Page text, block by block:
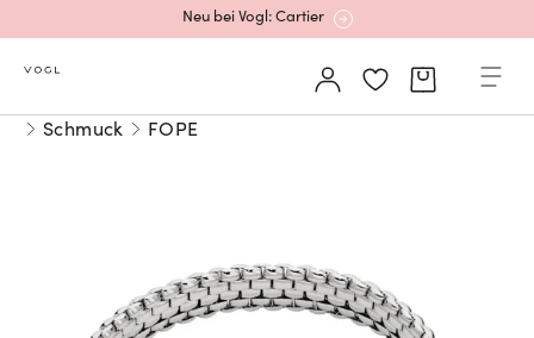
Neu bei Vogl: Cartier
Mehr erfahren: Ikonische Uhren von Cartier
Schmuck FOPE